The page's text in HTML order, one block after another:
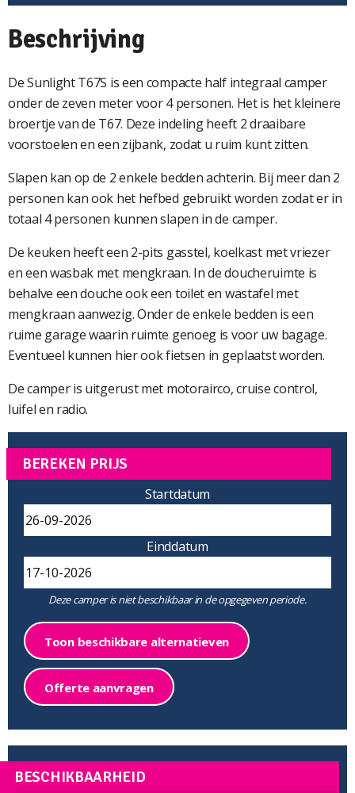
Beschrijving
De Sunlight T67S is een compacte half integraal camper
onder de zeven meter voor 4 personen. Het is het kleinere
broertje van de T67. Deze indeling heeft 2 draaibare
voorstoelen en een zijbank, zodat u ruim kunt zitten.
Slapen kan op de 2 enkele bedden achterin. Bij meer dan 2
personen kan ook het hefbed gebruikt worden zodat er in
totaal 4 personen kunnen slapen in de camper.
De keuken heeft een 2-pits gasstel, koelkast met vriezer
en een wasbak met mengkraan. In de doucheruimte is
behalve een douche ook een toilet en wastafel met
mengkraan aanwezig. Onder de enkele bedden is een
ruime garage waarin ruimte genoeg is voor uw bagage.
Eventueel kunnen hier ook fietsen in geplaatst worden.
De camper is uitgerust met motorairco, cruise control,
luifel en radio.
BEREKEN PRIJS
Startdatum
Einddatum
Deze camper is niet beschikbaar in de opgegeven periode.
Toon beschikbare alternatieven
Offerte aanvragen
BESCHIKBAARHEID